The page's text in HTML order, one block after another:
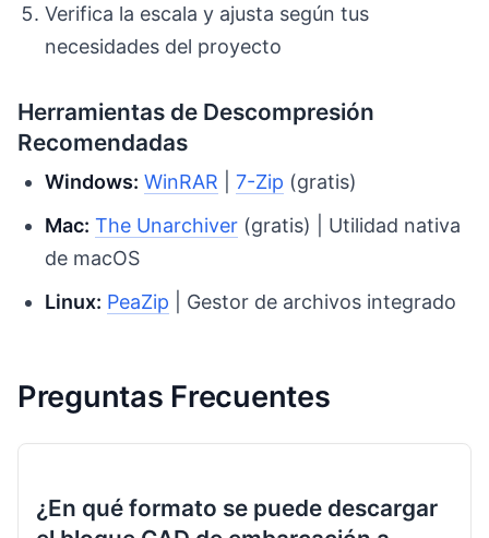
Verifica la escala y ajusta según tus
necesidades del proyecto
Herramientas de Descompresión
Recomendadas
Windows: WinRAR |7-Zip (gratis)
Mac: The Unarchiver (gratis) | Utilidad nativa
de macOS
Linux: PeaZip | Gestor de archivos integrado
Preguntas Frecuentes
¿En qué formato se puede descargar